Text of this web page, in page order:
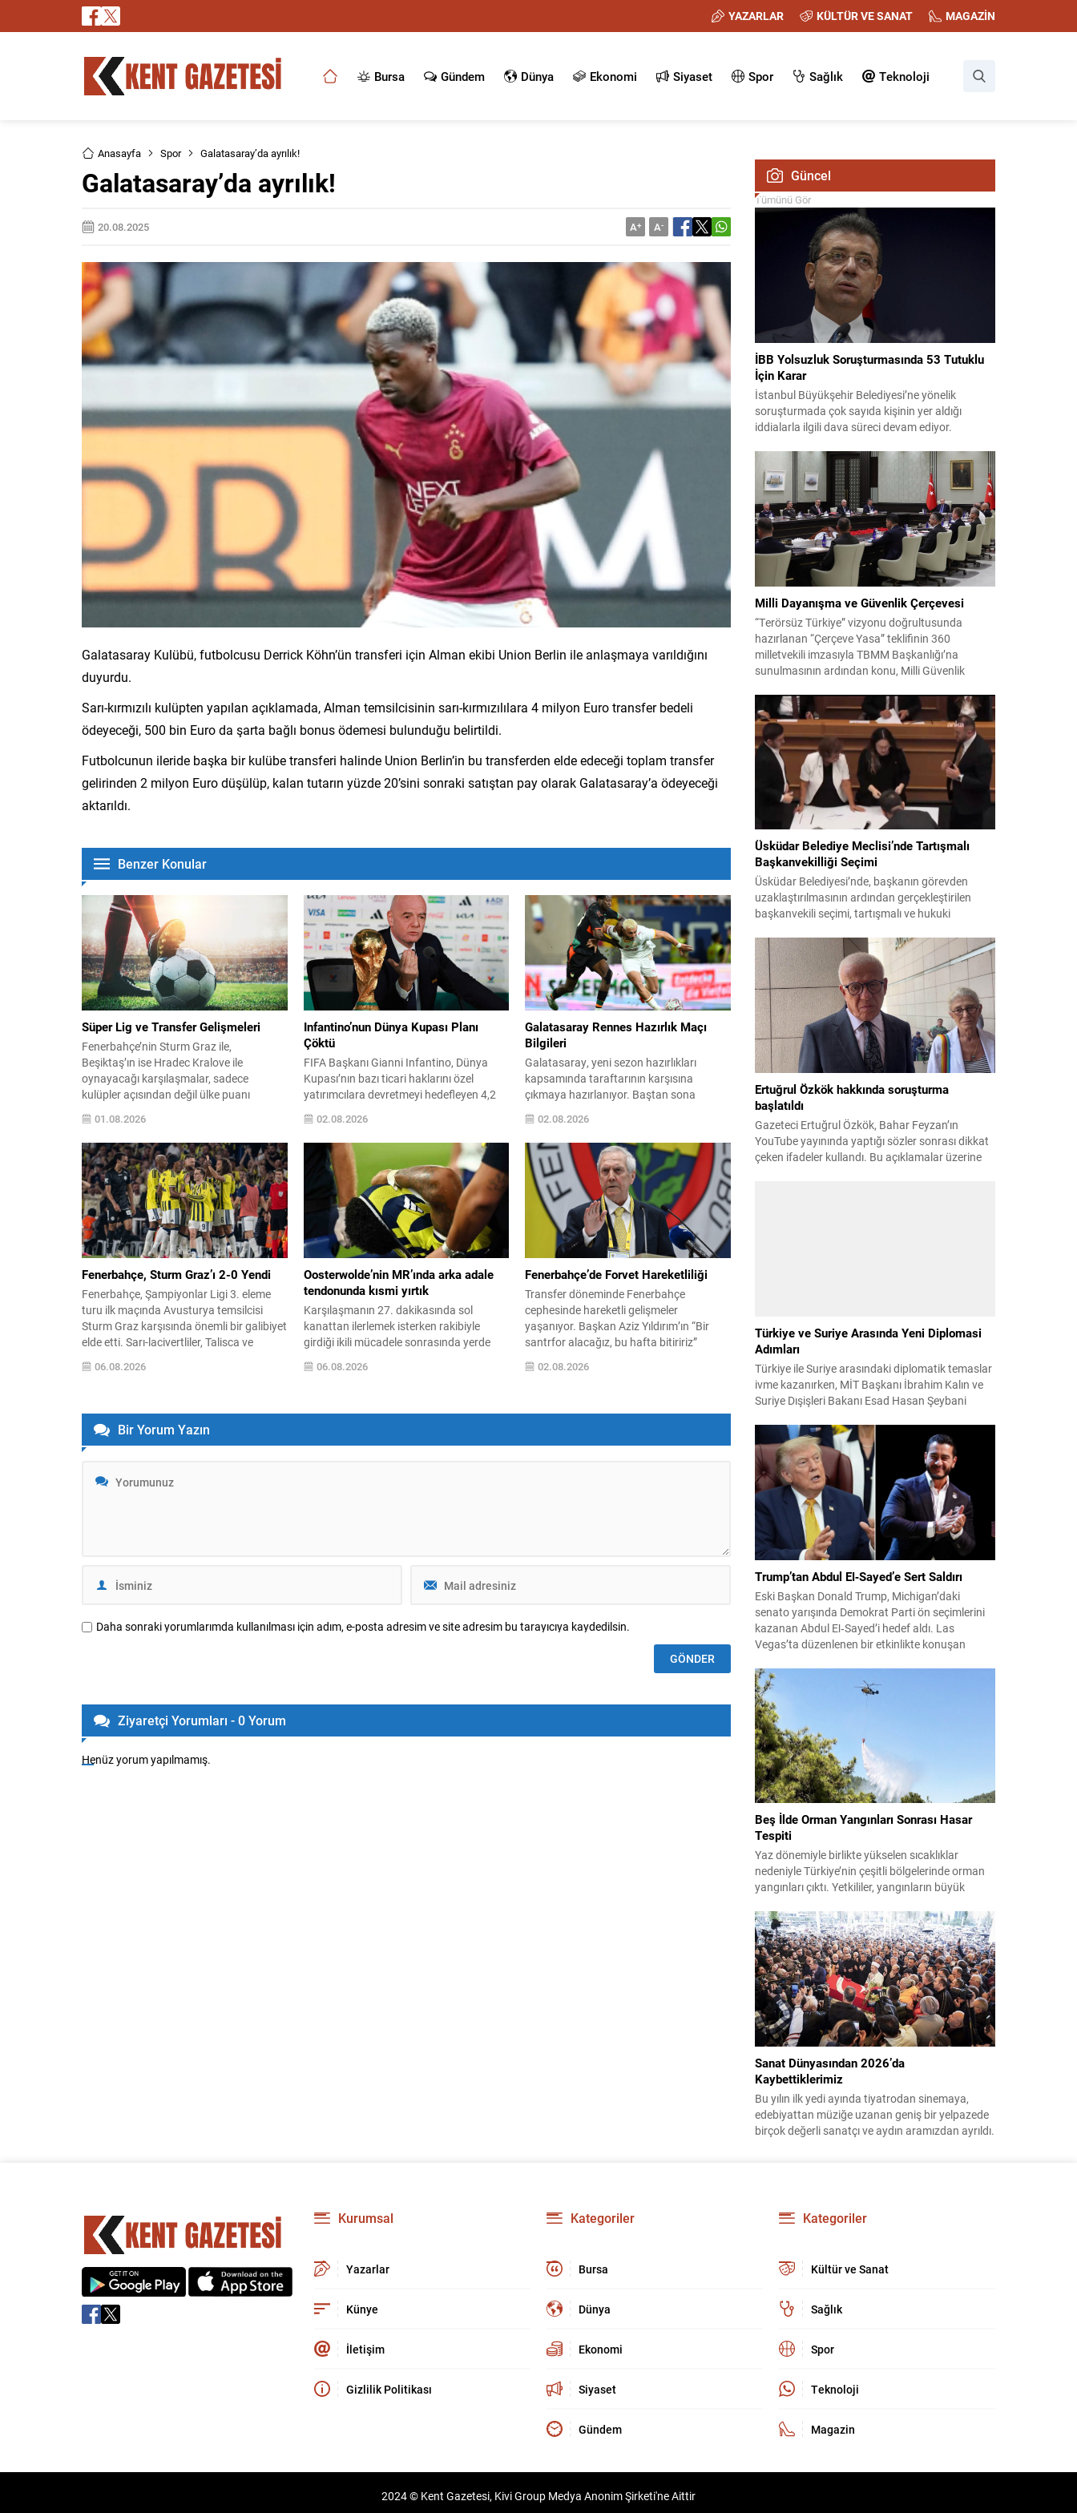
YAZARLAR KÜLTÜR VE SANAT MAGAZİN
Bursa Gündem Dünya Ekonomi Siyaset Spor Sağlık Teknoloji
Anasayfa Spor Galatasaray’da ayrılık!
Galatasaray’da ayrılık!
20.08.2025 A+ A-
Galatasaray Kulübü, futbolcusu Derrick Köhn’ün transferi için Alman ekibi Union Berlin ile anlaşmaya varıldığını
duyurdu.
Sarı-kırmızılı kulüpten yapılan açıklamada, Alman temsilcisinin sarı-kırmızılılara 4 milyon Euro transfer bedeli
ödeyeceği, 500 bin Euro da şarta bağlı bonus ödemesi bulunduğu belirtildi.
Futbolcunun ileride başka bir kulübe transferi halinde Union Berlin’in bu transferden elde edeceği toplam transfer
gelirinden 2 milyon Euro düşülüp, kalan tutarın yüzde 20’sini sonraki satıştan pay olarak Galatasaray’a ödeyeceği
aktarıldı.
Benzer Konular
Süper Lig ve Transfer Gelişmeleri
Fenerbahçe’nin Sturm Graz ile,
Beşiktaş’ın ise Hradec Kralove ile
oynayacağı karşılaşmalar, sadece
kulüpler açısından değil ülke puanı
sıralaması için de büyük önem taşıyor. Bu
maçların sonuçları, Türk futbolunun
Avrupa sıralamasındaki yerini doğrudan
etkileyebilir. Türkiye Futbol Federasyonu,
Süper Lig’de çipli top teknolojisine geçme
kararı aldı. Sistem yüksek maliyetli
olduğundan, uygulama için...
01.08.2026
Infantino’nun Dünya Kupası Planı
Çöktü
FIFA Başkanı Gianni Infantino, Dünya
Kupası’nın bazı ticari haklarını özel
yatırımcılara devretmeyi hedefleyen 4,2
milyar dolarlık planını geri çekmek
zorunda kalarak futbol yönetiminde ciddi
bir güven bunalımına yol açtı. Avrupa’nın
futbol otoritesi UEFA ile CONCACAF gibi
konfederasyonlar, Infantino’ya karşı
güvenlerini kamuoyuna açıkladı ve
sürecin şeffaflıktan uzak biçimde
yürütüldüğünü ileri sürdü....
02.08.2026
Galatasaray Rennes Hazırlık Maçı
Bilgileri
Galatasaray, yeni sezon hazırlıkları
kapsamında taraftarının karşısına
çıkmaya hazırlanıyor. Baştan sona
mücadele edecek olan takım, sezon
öncesi ritmini bulmak ve kadroyu
sınamak amacıyla Fransa temsilcisi
Rennes ile sahaya çıkacak. Maç bu
akşam saat 21.00‘de RAMS Park’ta
oynanacak ve karşılaşma TV100 kanalı
üzerinden canlı yayınlanacak.
Galatasaray, taraftar desteğiyle galibiyet
hedefli bir...
02.08.2026
Fenerbahçe, Sturm Graz’ı 2-0 Yendi
Fenerbahçe, Şampiyonlar Ligi 3. eleme
turu ilk maçında Avusturya temsilcisi
Sturm Graz karşısında önemli bir galibiyet
elde etti. Sarı-lacivertliler, Talisca ve
Greenwood’un attığı gollerle sahadan 2-0
üstün ayrıldı ve rövanş öncesi avantaj
gelecek planlarına dair bilgi verdi.
Futboldan sorumlu yönetici Cihan
Kamer,...
06.08.2026
Oosterwolde’nin MR’ında arka adale
tendonunda kısmi yırtık
Karşılaşmanın 27. dakikasında sol
kanattan ilerlemek isterken rakibiyle
girdiği ikili mücadele sonrasında yerde
kalan Jayden Oosterwolde, sol üst arka
adalesini tutarak oyunu terk etti. Saha
06.08.2026
Fenerbahçe’de Forvet Hareketliliği
Transfer döneminde Fenerbahçe
cephesinde hareketli gelişmeler
yaşanıyor. Başkan Aziz Yıldırım’ın “Bir
santrfor alacağız, bu hafta bitiririz”
sözlerinin ardından kulübün golcü
arayışlarıyle ilgili yeni isimler gündeme
02.08.2026
Bir Yorum Yazın
Daha sonraki yorumlarımda kullanılması için adım, e-posta adresim ve site adresim bu tarayıcıya kaydedilsin.
Ziyaretçi Yorumları - 0 Yorum
Henüz yorum yapılmamış.
Güncel
Tümünü Gör
İBB Yolsuzluk Soruşturmasında 53 Tutuklu
İçin Karar
İstanbul Büyükşehir Belediyesi’ne yönelik
soruşturmada çok sayıda kişinin yer aldığı
iddialarla ilgili dava süreci devam ediyor.
sanıkların tutukluluk hallerini ayrı ayrı
değerlendirdi. İnceleme sonucunda, aralarında
Ekrem İmamoğlu’nun da bulunduğu 53 tutuklu
hakkında tutukluluk hallerinin sürdürülmesine
karar verildi. İddialar ve değerlendirilen talepler
Soruşturma kapsamında sanıklara yöneltilen...
Milli Dayanışma ve Güvenlik Çerçevesi
“Terörsüz Türkiye” vizyonu doğrultusunda
hazırlanan “Çerçeve Yasa” teklifinin 360
milletvekili imzasıyla TBMM Başkanlığı’na
sunulmasının ardından konu, Milli Güvenlik
Toplantı sonrası yayımlanan sekiz maddelik
bildiri, ülke güvenliği ve bölgesel gelişmelere dair
değerlendirmeleri içermektedir. Yaklaşık 2 saat
15 dakika süren oturumun sonuç metninde;
terörle mücadele, bölgesel istikrar,...
Üsküdar Belediye Meclisi’nde Tartışmalı
Başkanvekilliği Seçimi
Üsküdar Belediyesi’nde, başkanın görevden
uzaklaştırılmasının ardından gerçekleştirilen
başkanvekili seçimi, tartışmalı ve hukuki
geldi. Yapılan oylamada usul ve gizlilikle ilgili
ciddi iddialar ortaya atıldı; bazı oyların geçersiz
sayılması ve meclis içindeki yönlendirmeler
kamuoyunda tepkilere yol açtı. Seçim sürecinde
yaşanan gelişmeler, parti grupları arasındaki
gerilimi artırdı. CHP’nin...
Ertuğrul Özkök hakkında soruşturma
başlatıldı
Gazeteci Ertuğrul Özkök, Bahar Feyzan’ın
YouTube yayınında yaptığı sözler sonrası dikkat
çeken ifadeler kullandı. Bu açıklamalar üzerine
Türkiye ve Suriye Arasında Yeni Diplomasi
Adımları
Türkiye ile Suriye arasındaki diplomatik temaslar
ivme kazanırken, MİT Başkanı İbrahim Kalın ve
Suriye Dışişleri Bakanı Esad Hasan Şeybani
arasındaki iş birliği imkanları ve bölgesel istikrar
konuları detaylı şekilde ele alındı. Taraflar, komşu
ülkelerle ilişkilerin güçlendirilmesinin gerekliliği
üzerinde mutabık kaldı; ayrıca Suriye-Lübnan
ilişkilerine...
Trump’tan Abdul El‑Sayed’e Sert Saldırı
Eski Başkan Donald Trump, Michigan’daki
senato yarışında Demokrat Parti ön seçimlerini
kazanan Abdul El‑Sayed’i hedef aldı. Las
Vegas’ta düzenlenen bir etkinlikte konuşan
karşı olumsuz duygular taşıyan bir kişi olmakla
suçladı ve onu “komünist” olarak nitelendirdi.
Trump, konuşmasında El‑Sayed’in “Yahudilerden
nefret ettiğini” öne sürerek, bu...
Beş İlde Orman Yangınları Sonrası Hasar
Tespiti
Yaz dönemiyle birlikte yükselen sıcaklıklar
nedeniyle Türkiye’nin çeşitli bölgelerinde orman
yangınları çıktı. Yetkililer, yangınların büyük
sürmesi nedeniyle vatandaşları dikkatli olmaya
çağırıyor. Çevre, Şehircilik ve İklim Değişikliği
Bakanı Murat Kurum, beş ilde yapılan hasar
tespitlerinin sonuçlarını paylaştı ve etkilenenlerin
yanında olunacağını vurguladı. Kayıtlar ve
tespit...
Sanat Dünyasından 2026’da
Kaybettiklerimiz
Bu yılın ilk yedi ayında tiyatrodan sinemaya,
edebiyattan müziğe uzanan geniş bir yelpazede
birçok değerli sanatçı ve aydın aramızdan ayrıldı.
hatırlanıyor; sanat dünyasının hafızasında
kalıcı...
Kurumsal
Yazarlar
Künye
İletişim
Gizlilik Politikası
Kategoriler
Bursa
Dünya
Ekonomi
Siyaset
Gündem
Kategoriler
Kültür ve Sanat
Sağlık
Spor
Teknoloji
Magazin
2024 © Kent Gazetesi, Kivi Group Medya Anonim Şirketi'ne Aittir